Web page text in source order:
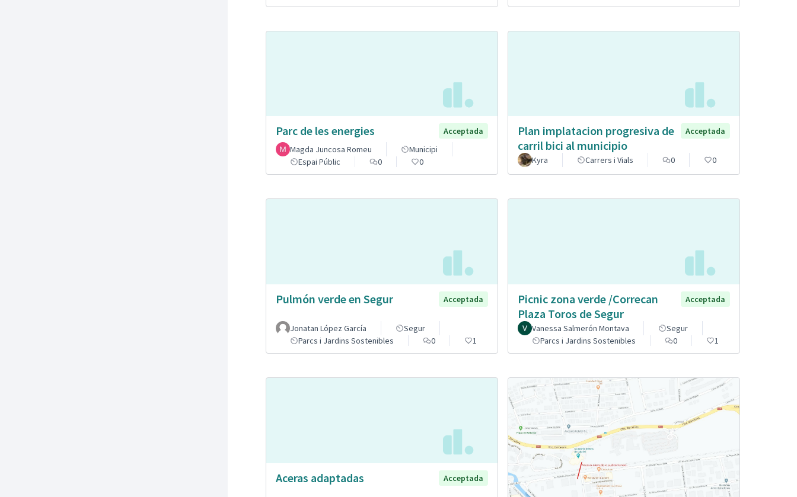
Parc de les energies
Acceptada
Magda Juncosa Romeu
Municipi
Espai Públic
0 0
Plan implatacion progresiva de
carril bici al municipio
Acceptada
Kyra Carrers i Vials 0 0
Pulmón verde en Segur Acceptada
Jonatan López García
Segur
Parcs i Jardins Sostenibles
0 1
Picnic zona verde /Correcan
Plaza Toros de Segur
Acceptada
Vanessa Salmerón Montava
Segur
Parcs i Jardins Sostenibles
0 1
Aceras adaptadas Acceptada